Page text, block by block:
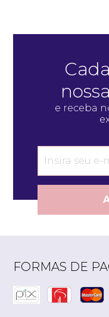
e receba
FORMAS DE